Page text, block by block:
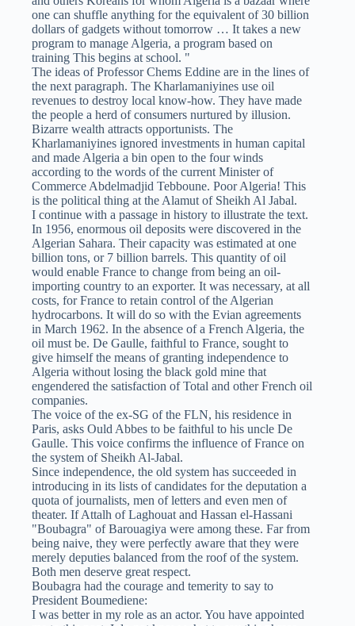
one can shuffle anything for the equivalent of 30 billion
dollars of gadgets without tomorrow … It takes a new
program to manage Algeria, a program based on
training This begins at school. "
The ideas of Professor Chems Eddine are in the lines of
the next paragraph. The Kharlamaniyines use oil
revenues to destroy local know-how. They have made
the people a herd of consumers nurtured by illusion.
Bizarre wealth attracts opportunists. The
Kharlamaniyines ignored investments in human capital
and made Algeria a bin open to the four winds
according to the words of the current Minister of
Commerce Abdelmadjid Tebboune. Poor Algeria! This
is the political thing at the Alamut of Sheikh Al Jabal.
I continue with a passage in history to illustrate the text.
In 1956, enormous oil deposits were discovered in the
Algerian Sahara. Their capacity was estimated at one
billion tons, or 7 billion barrels. This quantity of oil
would enable France to change from being an oil-
importing country to an exporter. It was necessary, at all
costs, for France to retain control of the Algerian
hydrocarbons. It will do so with the Evian agreements
in March 1962. In the absence of a French Algeria, the
oil must be. De Gaulle, faithful to France, sought to
give himself the means of granting independence to
Algeria without losing the black gold mine that
engendered the satisfaction of Total and other French oil
companies.
The voice of the ex-SG of the FLN, his residence in
Paris, asks Ould Abbes to be faithful to his uncle De
Gaulle. This voice confirms the influence of France on
the system of Sheikh Al-Jabal.
Since independence, the old system has succeeded in
introducing in its lists of candidates for the deputation a
quota of journalists, men of letters and even men of
theater. If Attalh of Laghouat and Hassan el-Hassani
"Boubagra" of Barouagiya were among these. Far from
being naive, they were perfectly aware that they were
merely deputies balanced from the roof of the system.
Both men deserve great respect.
Boubagra had the courage and temerity to say to
President Boumediene:
I was better in my role as an actor. You have appointed